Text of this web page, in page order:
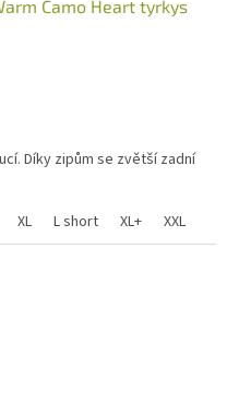
Camo Heart tyrkys
Díky zipům se zvětší zadní
XL L short XL+ XXL